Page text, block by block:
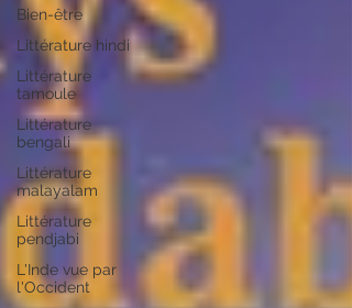
Bien-être
Littérature hindi
Littérature
tamoule
Littérature
bengali
Littérature
malayalam
Littérature
pendjabi
L'Inde vue par
l'Occident